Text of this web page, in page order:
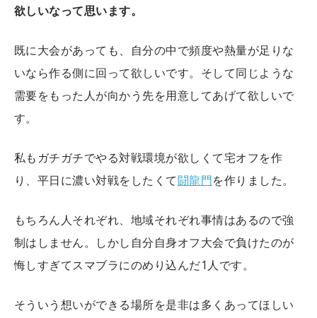
欲しいなって思います。
既に大会があっても、自分の中で頻度や熱量が足りな
いなら作る側に回って欲しいです。そして同じような
需要をもった人が向かう先を用意してあげて欲しいで
す。
私もガチガチでやる対戦環境が欲しくて宅オフを作
り、平日に濃い対戦をしたくて闘龍門を作りました。
もちろん人それぞれ、地域それぞれ事情はあるので強
制はしません。しかし自分自身オフ大会で負けたのが
悔しすぎてスマブラにのめり込んだ1人です。
そういう想いができる場所を是非は多くあってほしい